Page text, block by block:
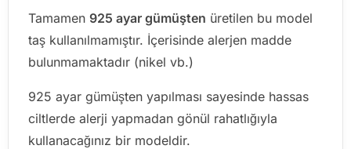
Tamamen 925 ayar gümüşten üretilen bu model
taş kullanılmamıştır. İçerisinde alerjen madde
bulunmamaktadır (nikel vb.)
925 ayar gümüşten yapılması sayesinde hassas
ciltlerde alerji yapmadan gönül rahatlığıyla
kullanacağınız bir modeldir.